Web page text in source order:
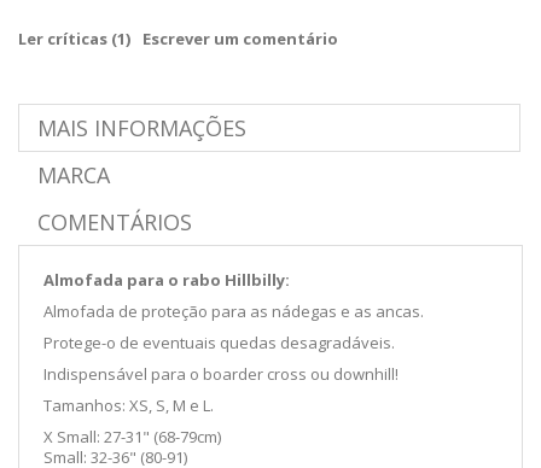
Ler críticas (1) Escrever um comentário
MAIS INFORMAÇÕES
MARCA
COMENTÁRIOS
Almofada para o rabo Hillbilly:
Almofada de proteção para as nádegas e as ancas.
Protege-o de eventuais quedas desagradáveis.
Indispensável para o boarder cross ou downhill!
Tamanhos: XS, S, M e L.
X Small: 27-31" (68-79cm)
Small: 32-36" (80-91)